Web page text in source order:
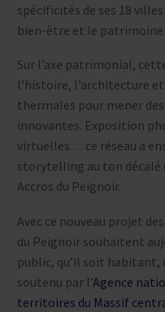
spécificités de ses 18
bien-être et le
Sur l’axe patrimonial,
l’histoire, l’architecture
thermales pour mener
innovantes. Exposition
virtuelles… ce réseau a
storytelling au ton décalé
Accros du Peignoir.
Avec ce nouveau projet
du Peignoir souhaitent
public, qu’il soit
soutenu par l’Agence
territoires du Massif